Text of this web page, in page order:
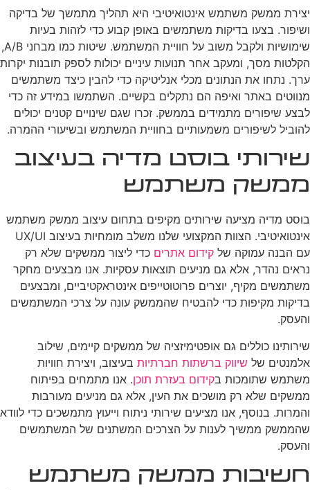
יצירת ממשק משתמש אינטואיטיבי היא תהליך מתמשך של בדיקה
ושיפור. בצעו בדיקות משתמשים באופן קבוע כדי לזהות בעיות
שימושיות ולקבל משוב על חוויית המשתמש. שיטות כמו מבחני A/B,
הקלטות מסך, ומעקב אחר תנועות עיניים יכולות לספק תובנות יקרות
ערך. נתחו את הנתונים מכלי אנליטיקה כדי להבין כיצד משתמשים
מנווטים באתר ואיפה הם נתקלים בקשיים. השתמשו במידע זה כדי
לבצע שיפורים מתמידים בממשק. זכרו שגם שינויים קטנים יכולים
להוביל לשיפורים משמעותיים בחוויית המשתמש ובשיעורי ההמרה.
שירותי בוסט מדיה בעיצוב
ממשק משתמש
בוסט מדיה מציעה שירותים מקיפים בתחום עיצוב ממשק משתמש
אינטואיטיבי. הצוות המקצועי שלנו משלב מומחיות בעיצוב UX/UI
עם הבנה עמוקה של קידום אתרים כדי ליצור ממשקים שלא רק
נראים נהדר, אלא גם מניעים תוצאות עסקיות. אנו מבצעים מחקר
משתמשים מקיף, יוצרים פרוטוטייפים אינטראקטיביים, ומבצעים
בדיקות מקיפות כדי להבטיח שהממשק עונה על צרכי המשתמשים
והעסק.
שירותינו כוללים גם אופטימיזציה של ממשקים קיימים, שילוב
אלמנטים של שיווק ברשתות חברתיות בעיצוב, ויצירת חוויות
משתמש שתומכות בקידום בעזרת תוכן. אנו מתמחים בפיתוח
ממשקים שלא רק מושכים את העין, אלא גם מניעים מעורבות
והמרות. בנוסף, אנו מציעים שירותי ניתוח וייעוץ מתמשכים כדי לוודא
שהממשק ממשיך לענות על הצרכים המשתנים של המשתמשים
והעסק.
חשיבות ממשק משתמש